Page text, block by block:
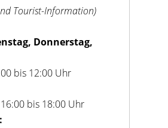
Tourist-Information)
Donnerstag,
bis 12:00 Uhr
bis 18:00 Uhr